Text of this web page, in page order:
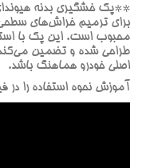
**پک خشگيري بدنه
براي ترميم خراش‌هاي
محبوب است. اين پک با
طراحي شده و تضمين
اصلي خودرو هماهنگ باشد.
آموزش نحوه استفاده را در